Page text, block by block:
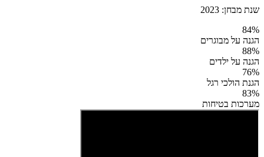
שנת מבחן: 2023
84%
הגנה על מבוגרים
88%
הגנה על ילדים
76%
הגנת הולכי רגל
83%
מערכות בטיחות